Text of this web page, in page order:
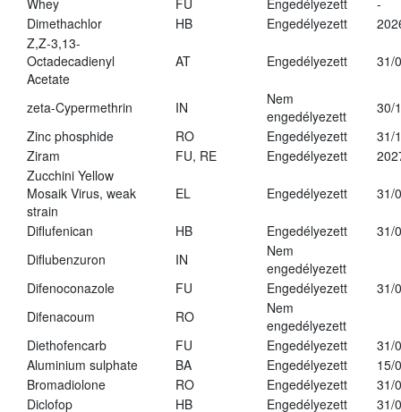
Whey
FU Engedélyezett
-
Dimethachlor
HB Engedélyezett
Z,Z-3,13-
Octadecadienyl
Acetate
AT Engedélyezett 31/
zeta-Cypermethrin IN
Nem
engedélyezett
30/
Zinc phosphide
RO Engedélyezett
31/
Ziram
FU, RE Engedélyezett
Zucchini Yellow
Mosaik Virus, weak
strain
EL Engedélyezett 31/
Diflufenican HB Engedélyezett
31/
Diflubenzuron
IN
Nem
engedélyezett
Difenoconazole
FU Engedélyezett
31/
Difenacoum
RO
Nem
engedélyezett
Diethofencarb
FU Engedélyezett
31/
Aluminium sulphate
BA Engedélyezett
15/
Bromadiolone
RO Engedélyezett
31/
Diclofop
HB Engedélyezett
31/